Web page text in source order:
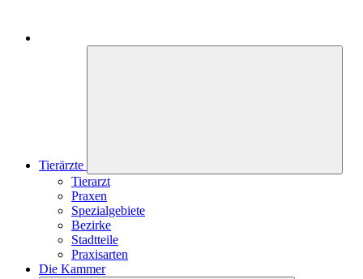
Tierärzte
Tierarzt
Praxen
Spezialgebiete
Bezirke
Stadtteile
Praxisarten
Die Kammer